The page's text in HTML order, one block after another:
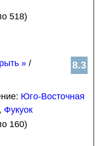
518)
8.3
» /
Юго-Восточная
, Фукуок
160)